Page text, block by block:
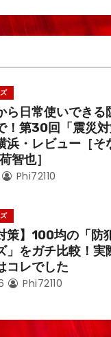
ら日常使いできる
！第30回「震災
浜・レビュー［そ
智也］
Phi72110
策】100均の「防
」をガチ比較！実
コレでした
Phi72110